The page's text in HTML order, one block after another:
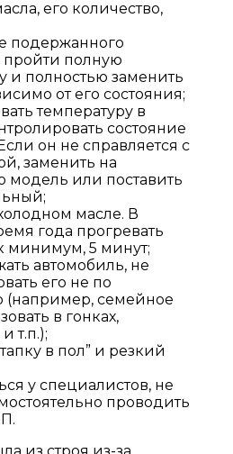
его количество,
подержанного
пройти полную
и полностью заменить
от его состояния;
температуру в
состояние
он не справляется с
заменить на
модель или поставить
масле. В
года прогревать
минимум, 5 минут;
автомобиль, не
его не по
(например, семейное
в гонках,
т.п.);
в пол” и резкий
у специалистов, не
проводить
из строя из-за